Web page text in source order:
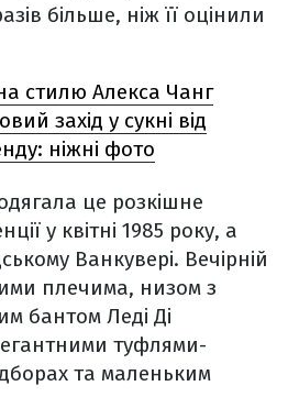
більше, ніж її оцінили
стилю Алекса Чанг
захід у сукні від
ніжні фото
це розкішне
у квітні 1985 року, а
Ванкувері. Вечірній
плечима, низом з
бантом Леді Ді
туфлями-
та маленьким